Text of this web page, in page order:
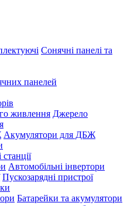
Сонячні панелі та
панелей
Джерело
Акумулятори для ДБЖ
станції
Автомобільні інвертори
Пускозарядні пристрої
Батарейки та акумулятори